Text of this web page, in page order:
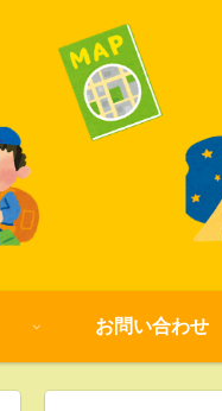
お問い合わせ